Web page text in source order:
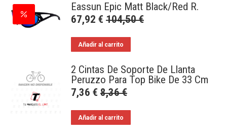
Eassun Epic Matt Black/Red R.
67,92 € 104,50€
Añadir al carrito
2 Cintas De Soporte De Llanta
Peruzzo Para Top Bike De 33 Cm
7,36 € 8,36€
Añadir al carrito